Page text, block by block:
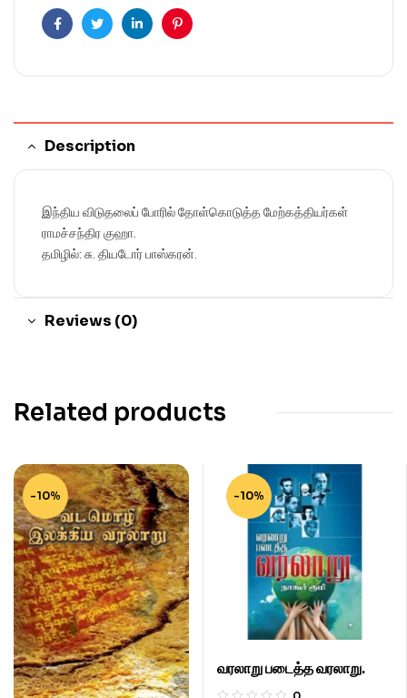
FacebookTwitterLinkedinPinterest
Description
இந்திய விடுதலைப் போரில் தோள்கொடுத்த மேற்கத்தியர்கள்
ராமச்சந்திர குஹா.
தமிழில்: சு. தியடோர் பாஸ்கரன்.
Reviews (0)
Related products
-10% -10%
வரலாறு படைத்த வரலாறு.